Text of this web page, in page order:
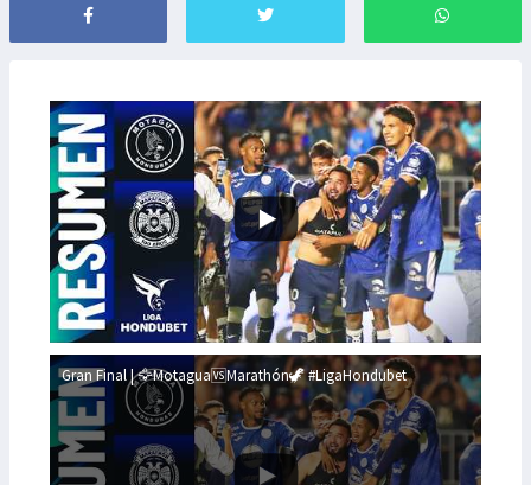
Gran Final | 🦅Motagua🆚Marathón🦖 #LigaHondubet